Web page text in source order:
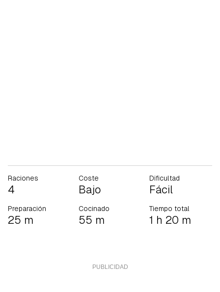
Raciones
4
Coste
Bajo
Dificultad
Fácil
Preparación
25 m
Cocinado
55 m
Tiempo total
1 h 20 m